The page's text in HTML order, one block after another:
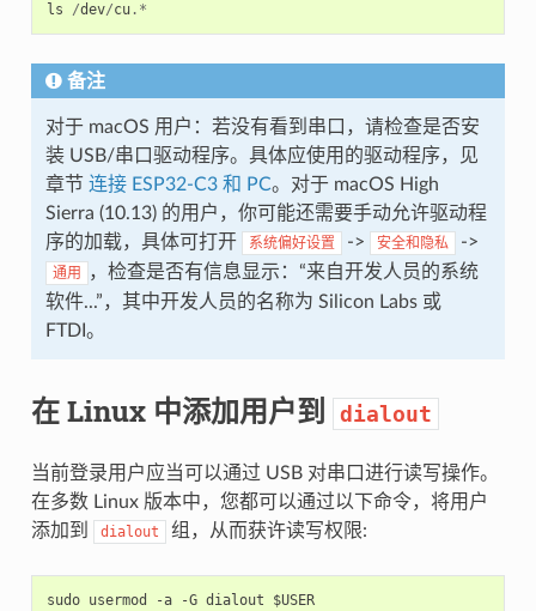
ls /dev/cu.*
备注
对于 macOS 用户：若没有看到串口，请检查是否安
装 USB/串口驱动程序。具体应使用的驱动程序，见
章节 连接 ESP32-C3 和 PC。对于 macOS High
Sierra (10.13) 的用户，你可能还需要手动允许驱动程
序的加载，具体可打开
系统偏好设置 -> 安全和隐私 ->
通用
，检查是否有信息显示：“来自开发人员的系统
软件...”，其中开发人员的名称为 Silicon Labs 或
FTDI。
在 Linux 中添加用户到 dialout
当前登录用户应当可以通过 USB 对串口进行读写操作。
在多数 Linux 版本中，您都可以通过以下命令，将用户
添加到
dialout 组，从而获许读写权限:
sudo usermod -a -G dialout $USER